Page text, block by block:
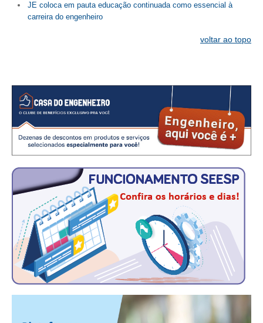
APOSENTADORIA
SEESPPREV
CONSÓRCIOS
CAMPANHAS SALARIAIS
PALAVRA DO MURILO
NOTÍCIAS
CONTEÚDO ESPECIAL
JORNAL DO ENGENHEIRO
AGENDA
JE coloca em pauta educação continuada como essencial à
carreira do engenheiro
voltar ao topo